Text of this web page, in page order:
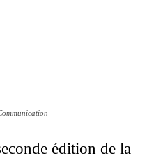
édition de la